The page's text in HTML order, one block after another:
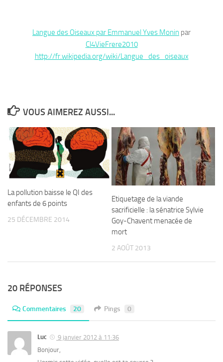
Langue des Oiseaux par Emmanuel Yves Monin par
Cl4VieFrere2010
http://fr.wikipedia.org/wiki/Langue_des_oiseaux
VOUS AIMEREZ AUSSI...
La pollution baisse le QI des
enfants de 6 points
25 DÉCEMBRE 2014
Etiquetage de la viande
sacrificielle : la sénatrice Sylvie
Goy-Chavent menacée de
mort
2 AOÛT 2013
20 RÉPONSES
Commentaires 20 Pings 0
Luc
9 janvier 2012 à 11:36
Bonjour,